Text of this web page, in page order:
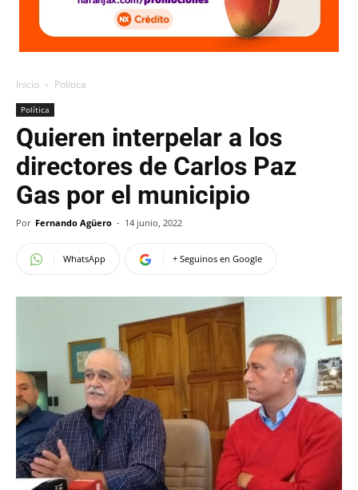
Inicio Política
Política
Quieren interpelar a los
directores de Carlos Paz
Gas por el municipio
Por Fernando Agüero - 14 junio, 2022
WhatsApp + Seguinos en Google